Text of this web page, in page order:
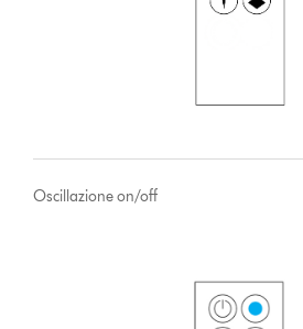
Oscillazione on/off